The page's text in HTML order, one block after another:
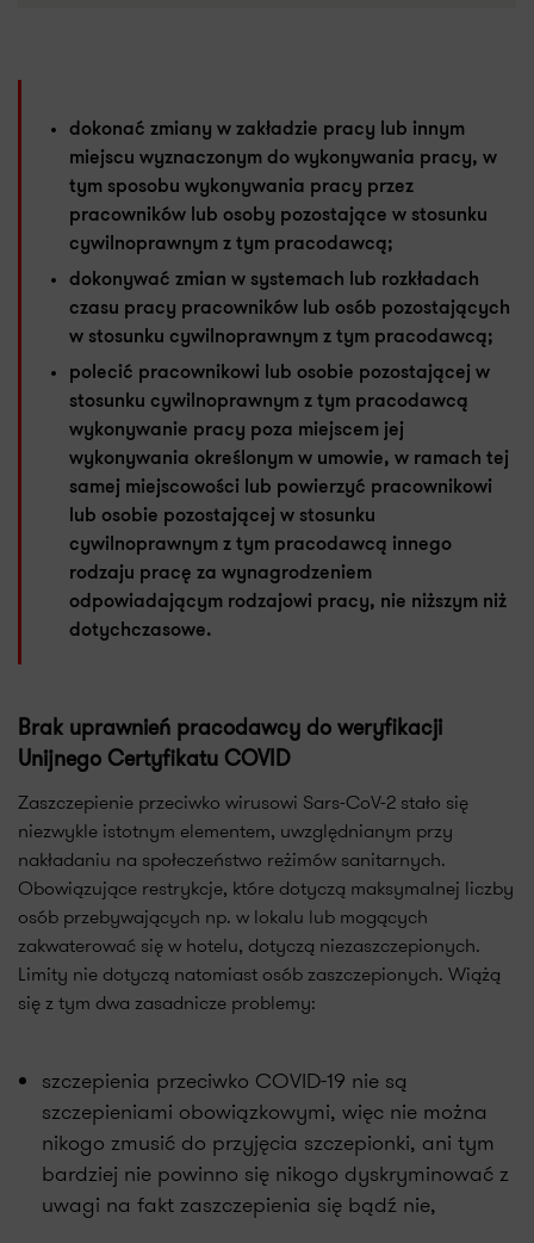
dokonać zmiany w zakładzie pracy lub innym
miejscu wyznaczonym do wykonywania pracy, w
tym sposobu wykonywania pracy przez
pracowników lub osoby pozostające w stosunku
cywilnoprawnym z tym pracodawcą;
dokonywać zmian w systemach lub rozkładach
czasu pracy pracowników lub osób pozostających
w stosunku cywilnoprawnym z tym pracodawcą;
polecić pracownikowi lub osobie pozostającej w
stosunku cywilnoprawnym z tym pracodawcą
wykonywanie pracy poza miejscem jej
wykonywania określonym w umowie, w ramach tej
samej miejscowości lub powierzyć pracownikowi
lub osobie pozostającej w stosunku
cywilnoprawnym z tym pracodawcą innego
rodzaju pracę za wynagrodzeniem
odpowiadającym rodzajowi pracy, nie niższym niż
dotychczasowe.
Brak uprawnień pracodawcy do weryfikacji
Unijnego Certyfikatu COVID
Zaszczepienie przeciwko wirusowi Sars-CoV-2 stało się
niezwykle istotnym elementem, uwzględnianym przy
nakładaniu na społeczeństwo reżimów sanitarnych.
Obowiązujące restrykcje, które dotyczą maksymalnej liczby
osób przebywających np. w lokalu lub mogących
zakwaterować się w hotelu, dotyczą niezaszczepionych.
Limity nie dotyczą natomiast osób zaszczepionych. Wiążą
się z tym dwa zasadnicze problemy:
szczepienia przeciwko COVID-19 nie są
szczepieniami obowiązkowymi, więc nie można
nikogo zmusić do przyjęcia szczepionki, ani tym
bardziej nie powinno się nikogo dyskryminować z
uwagi na fakt zaszczepienia się bądź nie,